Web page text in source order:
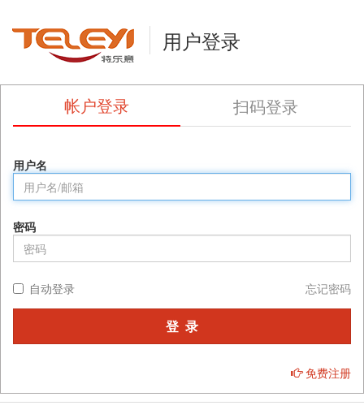
用户登录
帐户登录 扫码登录
用户名
密码
自动登录 忘记密码
登 录
免费注册